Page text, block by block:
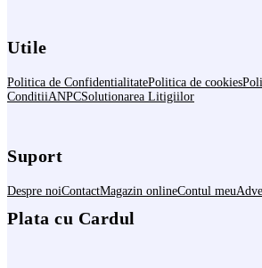
Utile
Politica de ConfidentialitatePolitica de cookies
ConditiiANPCSolutionarea Litigiilor
Suport
Despre noiContactMagazin onlineContul meu
Plata cu Cardul